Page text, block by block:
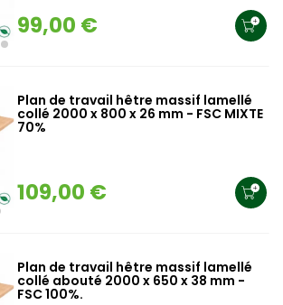
99,00 €
Plan de travail hêtre massif lamellé
collé 2000 x 800 x 26 mm - FSC MIXTE
70%
109,00 €
Plan de travail hêtre massif lamellé
collé abouté 2000 x 650 x 38 mm -
FSC 100%.